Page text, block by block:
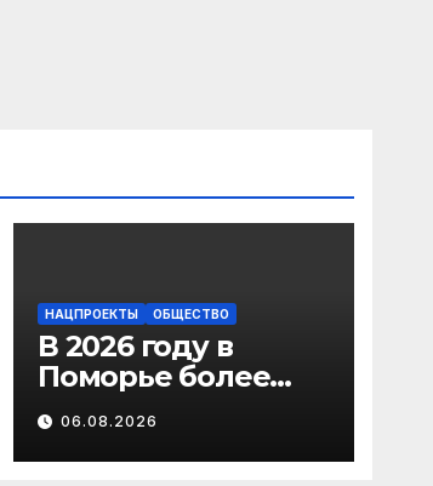
НАЦПРОЕКТЫ ОБЩЕСТВО
В 2026 году в
Поморье более
1000 пар
новобрачных
получили
06.08.2026